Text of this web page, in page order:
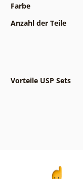
Farbe
Anzahl der Teile
Vorteile USP Sets